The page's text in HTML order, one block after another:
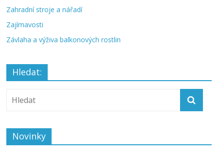
Zahradní stroje a nářadí
Zajímavosti
Závlaha a výživa balkonových rostlin
Hledat:
Novinky